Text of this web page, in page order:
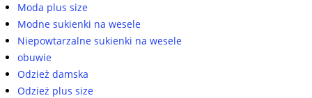
Moda plus size
Modne sukienki na wesele
Niepowtarzalne sukienki na wesele
obuwie
Odzież damska
Odzież plus size